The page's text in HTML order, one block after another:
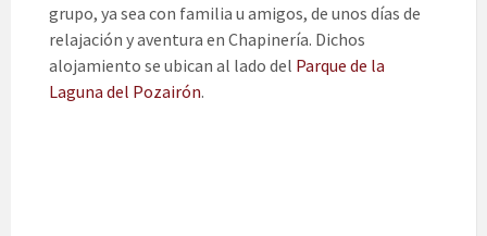
grupo, ya sea con familia u amigos, de unos días de
relajación y aventura en Chapinería. Dichos
alojamiento se ubican al lado del Parque de la
Laguna del Pozairón.